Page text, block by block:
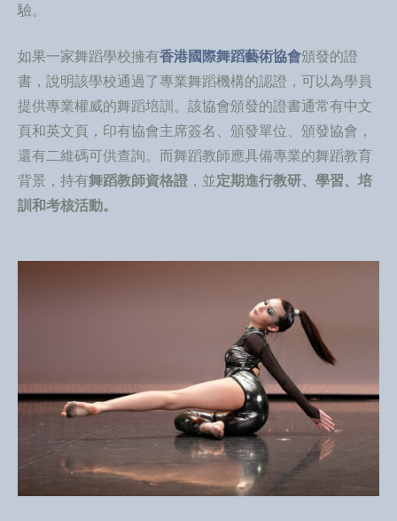
驗。
如果一家舞蹈學校擁有香港國際舞蹈藝術協會頒發的證
書，說明該學校通過了專業舞蹈機構的認證，可以為學員
提供專業權威的舞蹈培訓。該協會頒發的證書通常有中文
頁和英文頁，印有協會主席簽名、頒發單位、頒發協會，
還有二維碼可供查詢。而舞蹈教師應具備專業的舞蹈教育
背景，持有舞蹈教師資格證 ，並定期進行教研、學習、培
訓和考核活動。